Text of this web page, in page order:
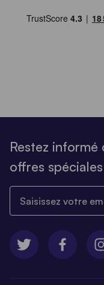
Restez
offres